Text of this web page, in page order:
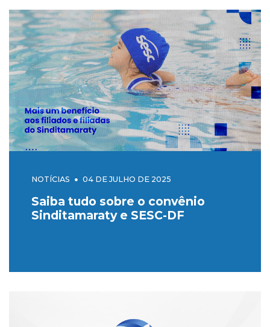
NOTÍCIAS 04 DE JULHO DE 2025
Saiba tudo sobre o convênio
Sinditamaraty e SESC-DF